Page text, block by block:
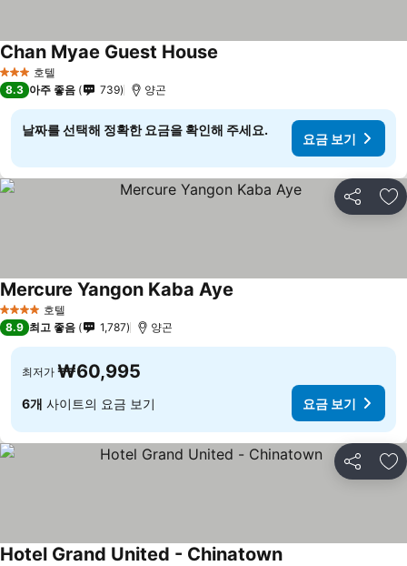
3 성급 호텔
Chan Myae Guest House
8.3 아주 좋음 739 양곤
날짜를 선택해 정확한 요금을 확인해 주세요.
요금 보기
공유 즐
4 성급 호텔
Mercure Yangon Kaba Aye
8.9 최고 좋음 1,787 양곤
최저가 ₩60,995
6개 사이트의 요금 보기 요금 보기
공유 즐
Hotel Grand United - Chinatown